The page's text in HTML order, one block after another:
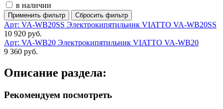
в наличии
Арт: VA-WB20SS Электрокипятильник VIATTO VA-WB20SS
10 920 руб.
Арт: VA-WB20 Электрокипятильник VIATTO VA-WB20
9 360 руб.
Описание раздела:
Рекомендуем посмотреть